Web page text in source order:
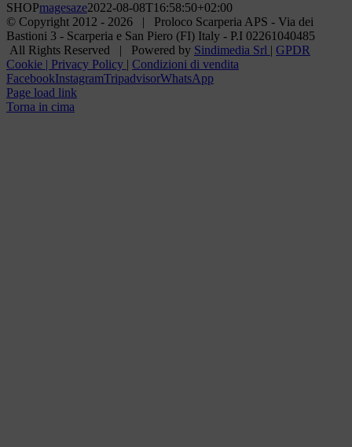
SHOPmagesaze2022-08-08T16:58:50+02:00
© Copyright 2012 - 2026 | Proloco Scarperia APS - Via dei
Bastioni 3 - Scarperia e San Piero (FI) Italy - P.I 02261040485
All Rights Reserved | Powered by Sindimedia Srl | GPDR
Cookie | Privacy Policy | Condizioni di vendita
FacebookInstagramTripadvisorWhatsApp
Page load link
Torna in cima